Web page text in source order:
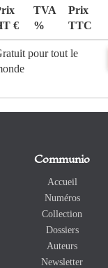
€
TVA
%
Prix
TTC
pour tout le
Communio
Accueil
Numéros
Collection
Dossiers
Auteurs
Newsletter